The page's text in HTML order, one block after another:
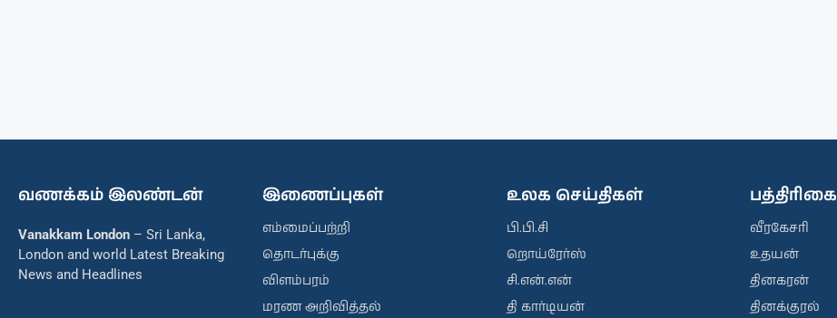
வணக்கம் இலண்டன்
Vanakkam London – Sri Lanka,
London and world Latest Breaking
News and Headlines
இணைப்புகள்
எம்மைப்பற்றி
தொடர்புக்கு
விளம்பரம்
மரண அறிவித்தல்
உலக செய்திகள்
பி.பி.சி
றொய்ரேர்ஸ்
சி.என்.என்
தி கார்டியன்
பத்திரிகை
வீரகேசரி
உதயன்
தினகரன்
தினக்குரல்